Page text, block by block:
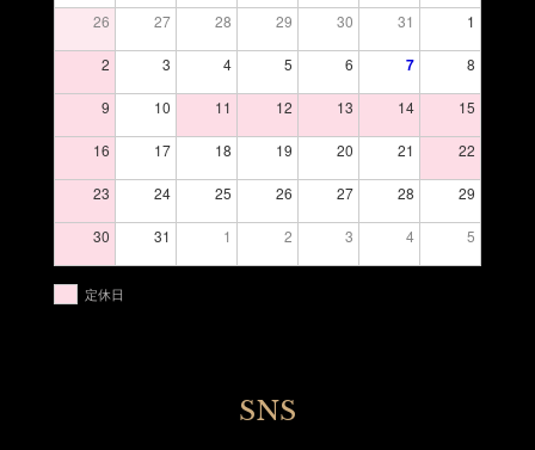
26 27 28 29 30 31 1
2 3 4 5 6 7 8
9 10 11 12 13 14 15
16 17 18 19 20 21 22
23 24 25 26 27 28 29
30 31 1 2 3 4 5
定休日
SNS